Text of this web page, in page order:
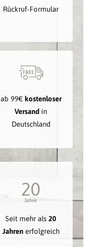
Rückruf-Formular
ab 99€ kostenloser
Versand in
Deutschland
Seit mehr als 20
Jahrenerfolgreich